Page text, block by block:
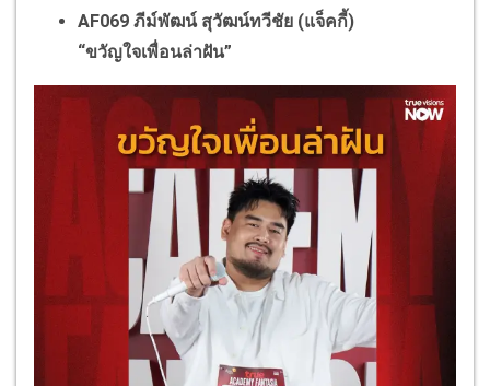
AF069 ภีม์พัฒน์ สุวัฒน์ทวีชัย (แจ็คกี้)
“ขวัญใจเพื่อนล่าฝัน”